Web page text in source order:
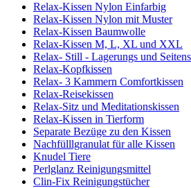
Relax-Kissen Nylon Einfarbig
Relax-Kissen Nylon mit Muster
Relax-Kissen Baumwolle
Relax-Kissen M, L, XL und XXL
Relax- Still - Lagerungs und
Relax-Kopfkissen
Relax- 3 Kammern Comfortkissen
Relax-Reisekissen
Relax-Sitz und Meditationskissen
Relax-Kissen in Tierform
Separate Bezüge zu den Kissen
Nachfülllgranulat für alle Kissen
Knudel Tiere
Perlglanz Reinigungsmittel
Clin-Fix Reinigungstücher